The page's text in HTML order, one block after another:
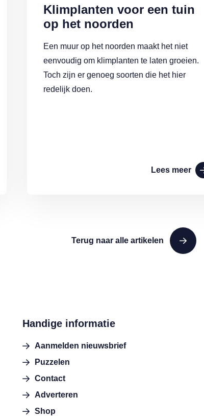
Klimplanten voor een tuin
op het noorden
Een muur op het noorden maakt het niet
eenvoudig om klimplanten te laten groeien.
Toch zijn er genoeg soorten die het hier
redelijk doen.
Lees meer
Terug naar alle artikelen
Handige informatie
Aanmelden nieuwsbrief
Puzzelen
Contact
Adverteren
Shop